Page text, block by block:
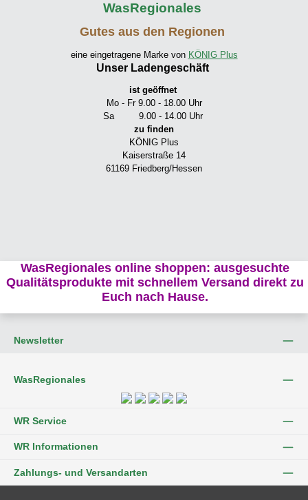
WasRegionales
Gutes aus den Regionen
eine eingetragene Marke von KÖNIG Plus
Unser Ladengeschäft
ist geöffnet
Mo - Fr 9.00 - 18.00 Uhr
Sa 9.00 - 14.00 Uhr
zu finden
KÖNIG Plus
Kaiserstraße 14
61169 Friedberg/Hessen
WasRegionales online shoppen: ausgesuchte
Qualitätsprodukte mit schnellem Versand direkt zu
Euch nach Hause.
Newsletter
WasRegionales
WR Service
WR Informationen
Zahlungs- und Versandarten